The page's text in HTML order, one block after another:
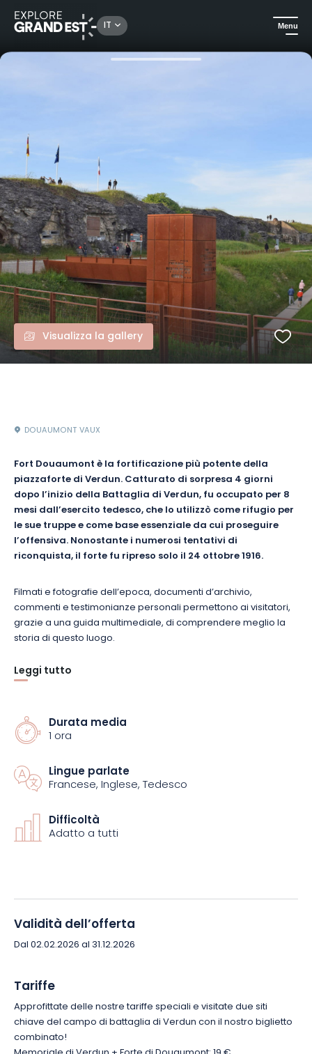
IT Menu
Patrimonio e memoria Visita del forte di Douaumont
Visualizza la gallery
DOUAUMONT VAUX
Fort Douaumont è la fortificazione più potente della
piazzaforte di Verdun. Catturato di sorpresa 4 giorni
dopo l’inizio della Battaglia di Verdun, fu occupato per 8
mesi dall’esercito tedesco, che lo utilizzò come rifugio per
le sue truppe e come base essenziale da cui proseguire
l’offensiva. Nonostante i numerosi tentativi di
riconquista, il forte fu ripreso solo il 24 ottobre 1916.
Filmati e fotografie dell’epoca, documenti d’archivio,
commenti e testimonianze personali permettono ai visitatori,
grazie a una guida multimediale, di comprendere meglio la
storia di questo luogo.
Scoprite una caserma, la torretta 155 e la necropoli tedesca,
Leggi tutto
Durata media
1 ora
Lingue parlate
Francese, Inglese, Tedesco
Difficoltà
Adatto a tutti
Validità dell’offerta
Dal 02.02.2026 al 31.12.2026
Tariffe
Approfittate delle nostre tariffe speciali e visitate due siti
chiave del campo di battaglia di Verdun con il nostro biglietto
combinato!